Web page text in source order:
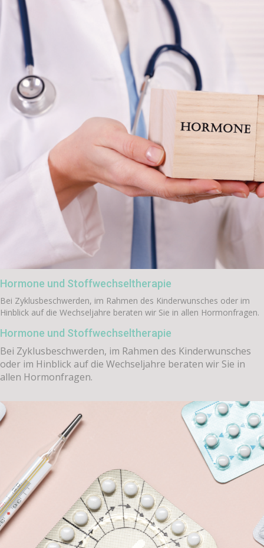
Hormone und Stoffwechseltherapie
Bei Zyklusbeschwerden, im Rahmen des Kinderwunsches oder im
Hinblick auf die Wechseljahre beraten wir Sie in allen Hormonfragen.
Hormone und Stoffwechseltherapie
Bei Zyklusbeschwerden, im Rahmen des Kinderwunsches
oder im Hinblick auf die Wechseljahre beraten wir Sie in
allen Hormonfragen.